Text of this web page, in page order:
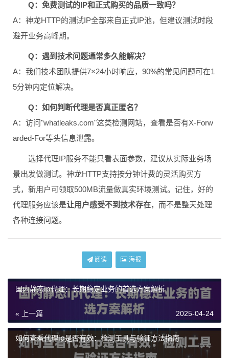
Q：免费测试的IP和正式购买的品质一致吗？
A：神龙HTTP的测试IP全部来自正式IP池，但建议测试时段
避开业务高峰期。
Q：遇到技术问题通常多久能解决？
A：我们技术团队提供7×24小时响应，90%的常见问题可在1
5分钟内定位解决。
Q：如何判断代理是否真正匿名？
A：访问"whatleaks.com"这类检测网站，查看是否有X-Forw
arded-For等头信息泄露。
选择代理IP服务不能只看表面参数，建议从实际业务场
景出发做测试。神龙HTTP支持按分钟计费的灵活购买方
式，新用户可领取500MB流量做真实环境测试。记住，好的
代理服务应该是让用户感受不到技术存在，而不是整天处理
各种连接问题。
阅读 海报
国内静态ip代理：长期稳定业务的首选方案解析
« 上一篇 2025-04-24
如何查看代理ip是否有效：检测工具与验证方法指南